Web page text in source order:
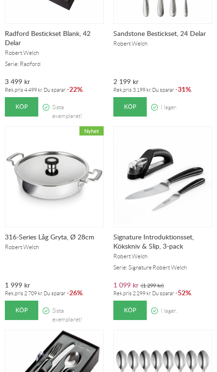
Radford Bestickset Blank, 42
Delar
Robert Welch
Serie: Radford
3 499 kr
Rek.pris 4 499 kr. Du sparar -22%.
KÖP
Sista
exemplaret!
Sandstone Bestickset, 24 Delar
Robert Welch
2 199 kr
Rek.pris 3 199 kr. Du sparar -31%.
KÖP I lager.
316-Series Låg Gryta, Ø 28cm
Robert Welch
1 999 kr
Rek.pris 2 709 kr. Du sparar -26%.
KÖP
Sista
exemplaret!
Signature Introduktionsset,
Kökskniv & Slip, 3-pack
Robert Welch
Serie: Signature Robert Welch
1 099 kr (1 299kr)
Rek.pris 2 299 kr. Du sparar -52%.
KÖP I lager.